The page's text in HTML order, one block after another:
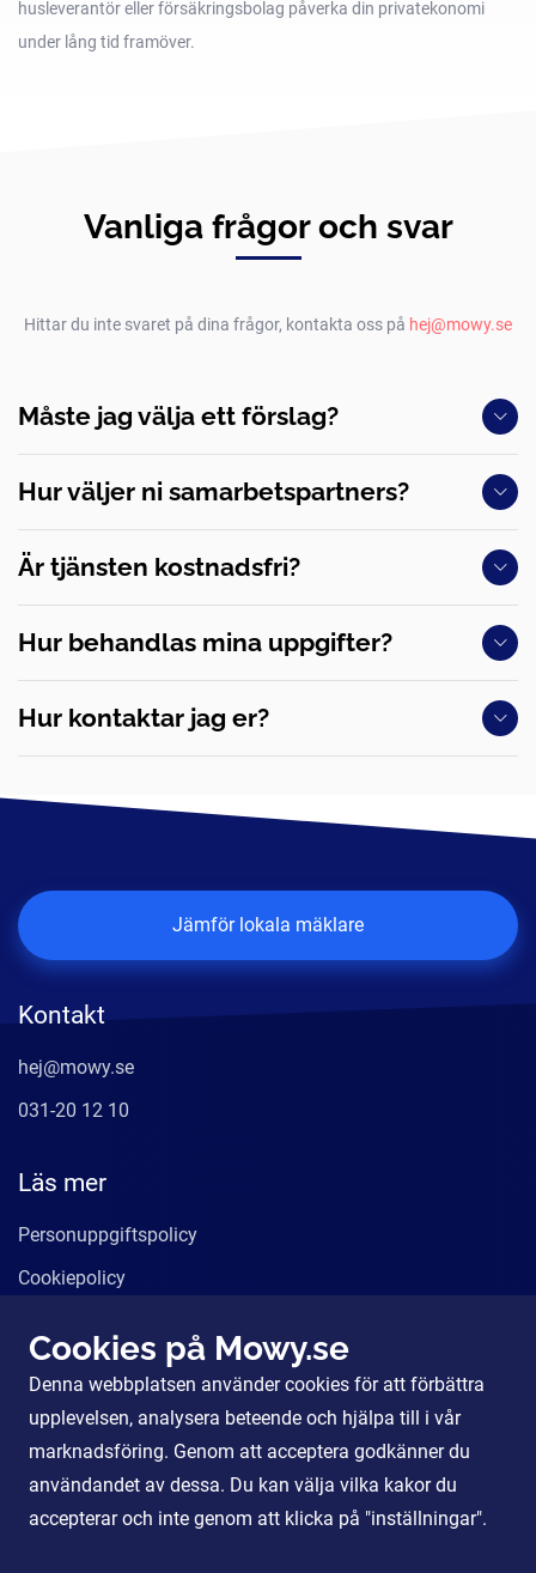
husleverantör eller försäkringsbolag påverka din privatekonomi
under lång tid framöver.
Vanliga frågor och svar
Hittar du inte svaret på dina frågor, kontakta oss på hej@mowy.se
Måste jag välja ett förslag?
Hur väljer ni samarbetspartners?
Är tjänsten kostnadsfri?
Hur behandlas mina uppgifter?
Hur kontaktar jag er?
Kontakt
hej@mowy.se
031-20 12 10
Läs mer
Personuppgiftspolicy
Cookiepolicy
Våra tjänster
För Partners
Sociala Medier
Jämför lokala mäklare
Cookies på Mowy.se
Denna webbplatsen använder cookies för att förbättra
upplevelsen, analysera beteende och hjälpa till i vår
marknadsföring. Genom att acceptera godkänner du
användandet av dessa. Du kan välja vilka kakor du
accepterar och inte genom att klicka på "inställningar".